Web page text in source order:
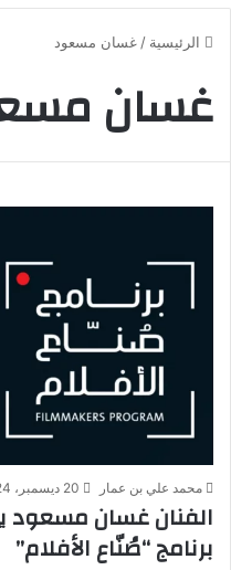
الرئيسية / غسان مسعود
غسان
محمد علي بن عمار 20 ديسمبر، 2024
الفنان غسان
برنامج “صُنّاع الأفلام”